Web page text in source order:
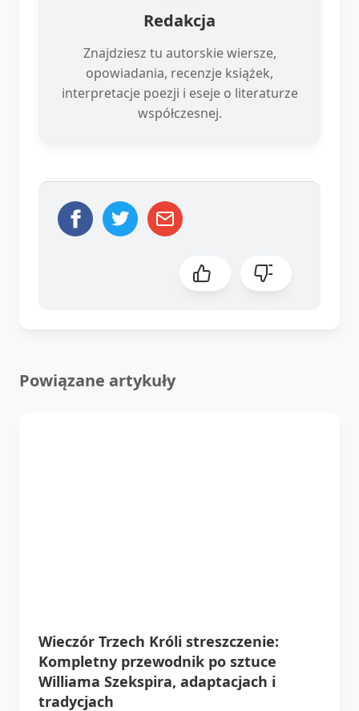
Redakcja
Znajdziesz tu autorskie wiersze,
opowiadania, recenzje książek,
interpretacje poezji i eseje o literaturze
współczesnej.
Powiązane artykuły
Wieczór Trzech Króli streszczenie:
Kompletny przewodnik po sztuce
Williama Szekspira, adaptacjach i
tradycjach